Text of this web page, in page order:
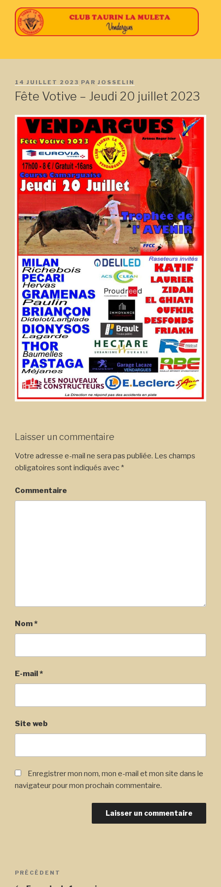
contenu
PUBLIÉ
LE
14 JUILLET 2023 PAR JOSSELIN
Fête Votive – Jeudi 20 juillet 2023
Laisser un commentaire
Votre adresse e-mail ne sera pas publiée. Les champs
obligatoires sont indiqués avec *
Commentaire
Nom*
E-mail*
Site web
Enregistrer mon nom, mon e-mail et mon site dans le
navigateur pour mon prochain commentaire.
Navigation
Article
PRÉCÉDENT